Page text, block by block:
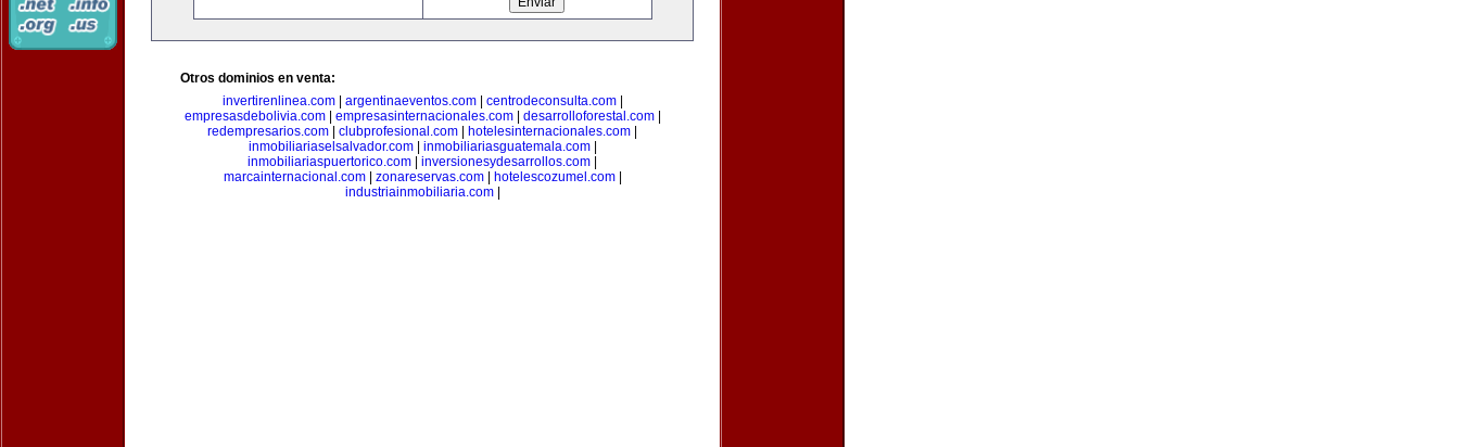
Otros dominios en venta:
invertirenlinea.com| argentinaeventos.com| centrodeconsulta.com|
empresasdebolivia.com| empresasinternacionales.com| desarrolloforestal.com|
redempresarios.com
clubprofesional.com hotelesinternacionales.com
inmobiliariaselsalvador.com| inmobiliariasguatemala.com|
inmobiliariaspuertorico.com
inversionesydesarrollos.com
marcainternacional.com| zonareservas.com| hotelescozumel.com|
industriainmobiliaria.com|